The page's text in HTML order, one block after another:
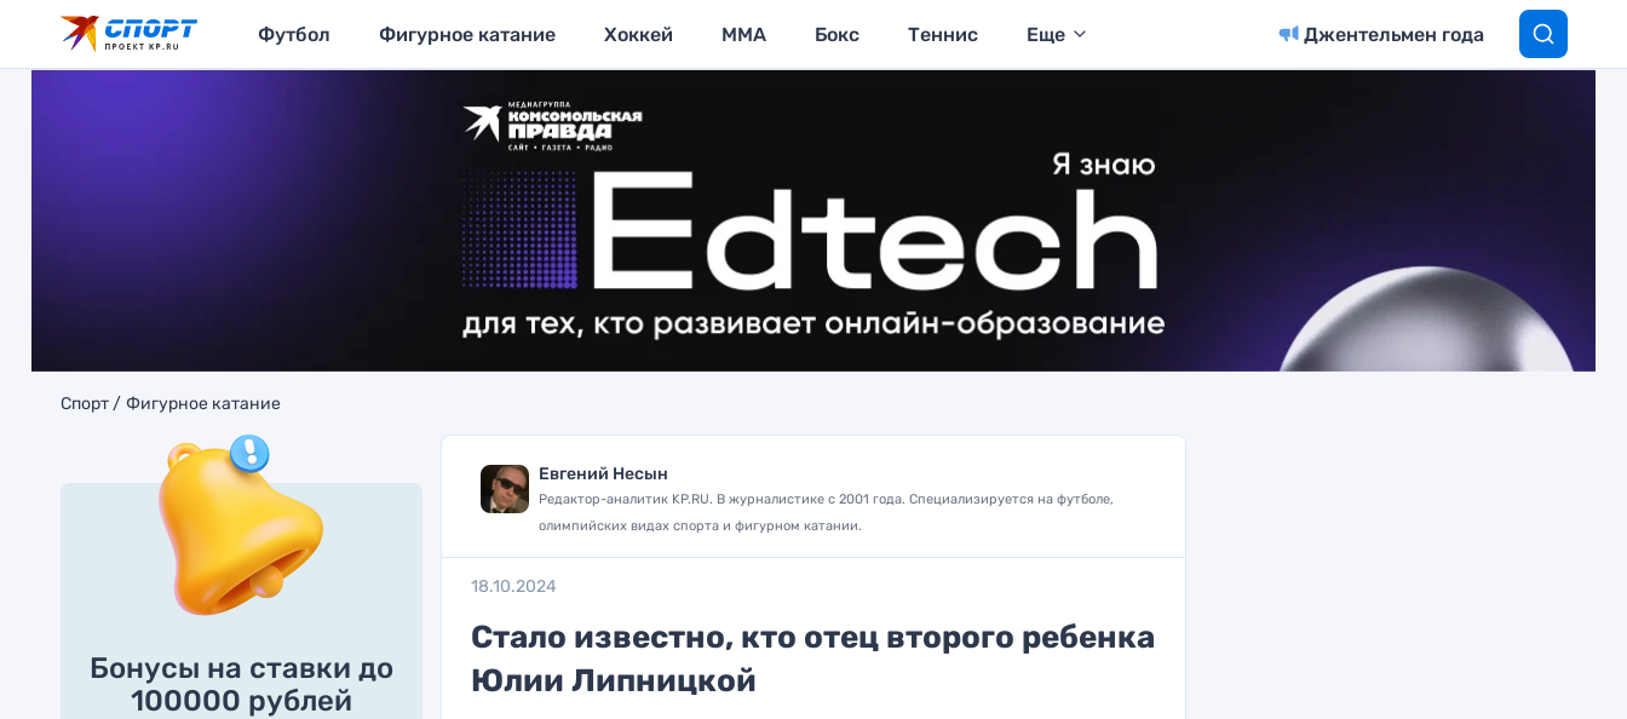
Футбол Фигурное катание Хоккей MMA Бокс Теннис Еще Джентельмен года
Спорт Фигурное катание
Бонусы на ставки до
100000 рублей
Евгений Несын
Редактор-аналитик KP.RU. В журналистике с 2001 года. Специализируется на футболе,
олимпийских видах спорта и фигурном катании.
18.10.2024
Стало известно, кто отец второго ребенка
Юлии Липницкой